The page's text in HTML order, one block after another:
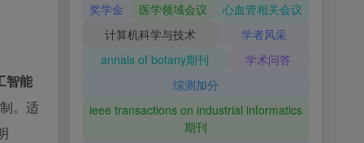
智能
。适
奖学金
医学领域会议
心血管相关会议
计算机科学与技术
学者风采
annals of botany期刊
学术问答
综测加分
ieee transactions on industrial informatics
期刊